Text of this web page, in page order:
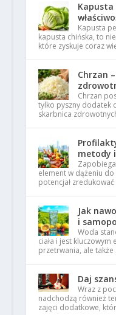
Kapusta
kapusta chińska, to
które zyskuje coraz
Chrzan
Chrzan
tylko pyszny dodatek
skarbnica
metody
element w dążeniu
potencjał
Jak
i
Woda
ciała i jest
przetrwania, ale także
Daj
Wraz z
nadchodzą również
zajęci dodatkowe,